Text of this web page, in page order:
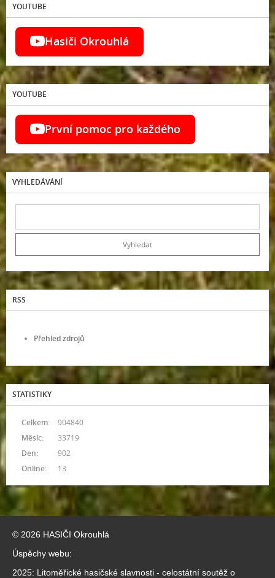
YOUTUBE
Hasiči Okrouhlá
YOUTUBE
První pomoc pro každého
VYHLEDÁVÁNÍ
RSS
Přehled zdrojů
STATISTIKY
Online: 13
Celkem:
904840
Měsíc:
33719
Den:
902
© 2026 HASIČI Okrouhlá
Úspěchy webu:
2025: Litoměřické hasičské slavnosti - celostátní soutěž o